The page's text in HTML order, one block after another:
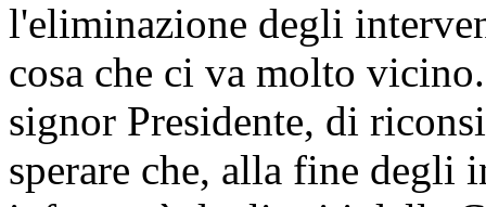
l'eliminazione degli
cosa che ci va molto
signor Presidente, di
sperare che, alla fine degli